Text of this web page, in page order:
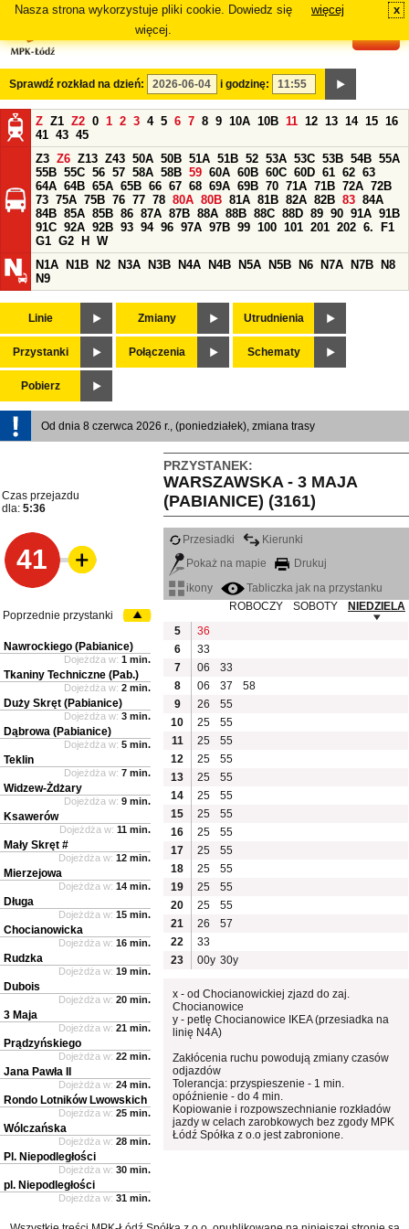
Nasza strona wykorzystuje pliki cookie. Dowiedz się
więcej.
więcej x
Sprawdź rozkład na dzień: i godzinę:
Z Z1 Z2 0 1 2 3 4 5 6 7 8 9 10A 10B 11 12 13 14 15 16
41 43 45
Z3 Z6 Z13 Z43 50A 50B 51A 51B 52 53A 53C 53B 54B 55A
55B 55C 56 57 58A 58B 59 60A 60B 60C 60D 61 62 63
64A 64B 65A 65B 66 67 68 69A 69B 70 71A 71B 72A 72B
73 75A 75B 76 77 78 80A 80B 81A 81B 82A 82B 83 84A
84B 85A 85B 86 87A 87B 88A 88B 88C 88D 89 90 91A 91B
91C 92A 92B 93 94 96 97A 97B 99 100 101 201 202 6.
F1
G1 G2 H
W
N1A
N1B N2 N3A N3B N4A N4B N5A N5B N6 N7A N7B
N8
N9
Linie Zmiany Utrudnienia
Przystanki Połączenia Schematy
Pobierz
Od dnia 8 czerwca 2026 r., (poniedziałek), zmiana trasy
PRZYSTANEK:
WARSZAWSKA - 3 MAJA
(PABIANICE) (3161)
Czas przejazdu
dla: 5:36
41
Przesiadki
Kierunki
Pokaż na mapie
Drukuj
ikony
Tabliczka jak na przystanku
ROBOCZY
SOBOTY
NIEDZIELA
5
36
6
33
7
06
33
8
06 37
58
9
26
55
10
25
55
11
25
55
12
25
55
13
25
55
14
25
55
15
25
55
16
25
55
17
25
55
18
25
55
19
25
55
20
25
55
21
26
57
22
33
23
00y 30y
x - od Chocianowickiej zjazd do zaj.
Chocianowice
y - petlę Chocianowice IKEA (przesiadka na
linię N4A)
Zakłócenia ruchu powodują zmiany czasów
odjazdów
Tolerancja: przyspieszenie - 1 min.
opóźnienie - do 4 min.
Kopiowanie i rozpowszechnianie rozkładów
jazdy w celach zarobkowych bez zgody MPK
Łódź Spółka z o.o jest zabronione.
Poprzednie przystanki
Nawrockiego (Pabianice)
Dojeżdża w: 1 min.
Tkaniny Techniczne (Pab.)
Dojeżdża w: 2 min.
Duży Skręt (Pabianice)
Dojeżdża w: 3 min.
Dąbrowa (Pabianice)
Dojeżdża w: 5 min.
Teklin
Dojeżdża w: 7 min.
Widzew-Żdżary
Dojeżdża w: 9 min.
Ksawerów
Dojeżdża w: 11 min.
Mały Skręt #
Dojeżdża w: 12 min.
Mierzejowa
Dojeżdża w: 14 min.
Długa
Dojeżdża w: 15 min.
Chocianowicka
Dojeżdża w: 16 min.
Rudzka
Dojeżdża w: 19 min.
Dubois
Dojeżdża w: 20 min.
3 Maja
Dojeżdża w: 21 min.
Prądzyńskiego
Dojeżdża w: 22 min.
Jana Pawła II
Dojeżdża w: 24 min.
Rondo Lotników Lwowskich
Dojeżdża w: 25 min.
Wólczańska
Dojeżdża w: 28 min.
Pl. Niepodległości
Dojeżdża w: 30 min.
pl. Niepodległości
Dojeżdża w: 31 min.